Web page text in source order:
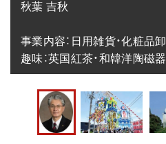
秋葉 吉秋
事業内容：日用雑貨・化粧品卸
趣味：英国紅茶・和韓洋陶磁器